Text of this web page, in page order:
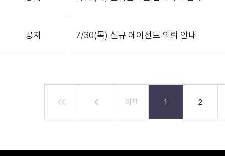
공지 7/30(목) 신규 에이전트 의뢰 안내
이전 1 2